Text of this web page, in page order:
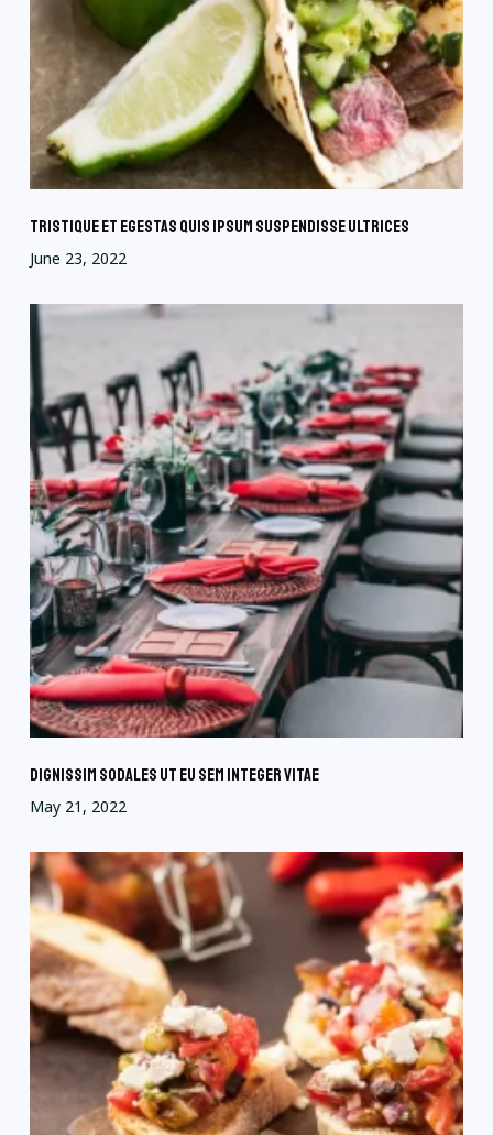
Tristique et egestas quis ipsum suspendisse ultrices
June 23, 2022
Dignissim sodales ut eu sem integer vitae
May 21, 2022